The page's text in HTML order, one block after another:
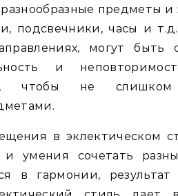
предметы и
подсвечники, часы и
могут быть
и
чтобы не
в эклектическом
и умения сочетать
в гармонии,